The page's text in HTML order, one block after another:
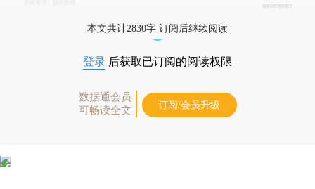
本文共计2830字 订阅后继续阅读
登录 后获取已订阅的阅读权限
数据通会员
可畅读全文
订阅/会员升级